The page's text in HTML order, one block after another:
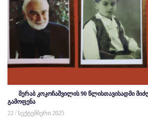
მერაბ კოკოჩაშვილის 90 წლისთავისადმი
გამოფენა
22 / სექტემბერი 2025